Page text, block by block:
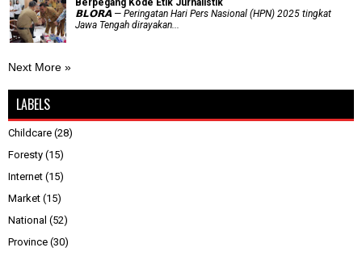
𝗕𝗟𝗢𝗥𝗔 — Peringatan Hari Pers Nasional (HPN) 2025 tingkat
Jawa Tengah dirayakan...
Next More »
LABELS
Childcare (28)
Foresty (15)
Internet (15)
Market (15)
National (52)
Province (30)